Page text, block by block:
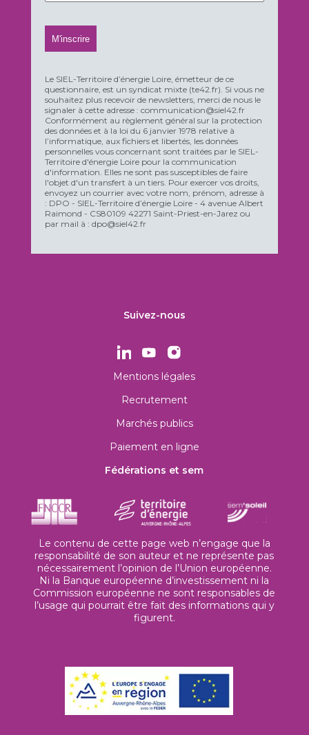
Le SIEL-Territoire d’énergie Loire, émetteur de ce
questionnaire, est un syndicat mixte (te42.fr). Si vous ne
souhaitez plus recevoir de newsletters, merci de nous le
signaler à cette adresse : communication@siel42.fr
Conformément au règlement général sur la protection
des données et à la loi du 6 janvier 1978 relative à
l’informatique, aux fichiers et libertés, les données
personnelles vous concernant sont traitées par le SIEL-
Territoire d'énergie Loire pour la communication
d'information. Elles ne sont pas susceptibles de faire
l'objet d'un transfert à un tiers. Pour exercer vos droits,
envoyez un courrier avec votre nom, prénom, adresse à
: DPO - SIEL-Territoire d’énergie Loire - 4 avenue Albert
Raimond - CS80109 42271 Saint-Priest-en-Jarez ou
par mail à : dpo@siel42.fr
Suivez-nous
Mentions légales
Recrutement
Marchés publics
Paiement en ligne
Fédérations et sem
Le contenu de cette page web n’engage que la
responsabilité de son auteur et ne représente pas
nécessairement l’opinion de l’Union européenne.
Ni la Banque européenne d’investissement ni la
Commission européenne ne sont responsables de
l’usage qui pourrait être fait des informations qui y
figurent.